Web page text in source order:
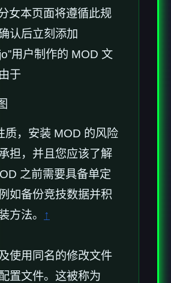
女本页面将遵循此规
认后立刻添加
用户制作的 MOD 文
于
质，安装 MOD 的风险
担，并且您应该了解
之前需要具备单定
如备份竞技数据并积
方法。 ↑
使用同名的修改文件
置文件。这被称为